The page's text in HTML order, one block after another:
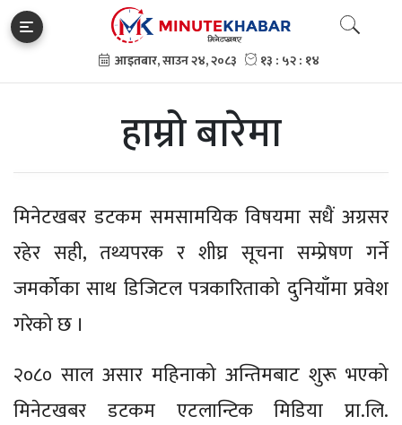
हाम्रो बारेमा
मिनेटखबर डटकम समसामयिक विषयमा सधैं अग्रसर
रहेर सही, तथ्यपरक र शीघ्र सूचना सम्प्रेषण गर्ने
जमर्कोका साथ डिजिटल पत्रकारिताको दुनियाँमा प्रवेश
गरेको छ ।
२०८० साल असार महिनाको अन्तिमबाट शुरू भएको
मिनेटखबर डटकम एटलान्टिक मिडिया प्रा.लि.